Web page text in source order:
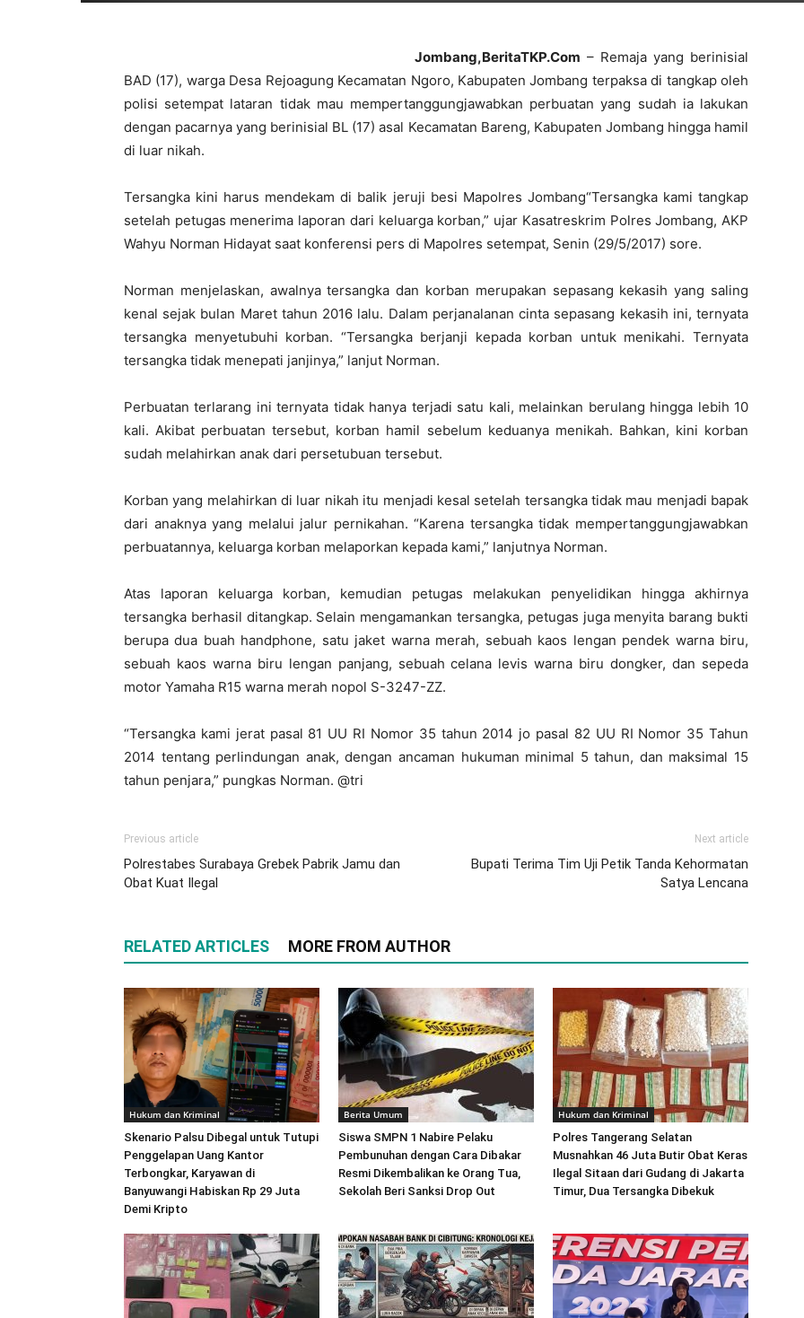
Jombang,BeritaTKP.Com – Remaja yang berinisial
BAD (17), warga Desa Rejoagung Kecamatan Ngoro, Kabupaten Jombang terpaksa di tangkap oleh
polisi setempat lataran tidak mau mempertanggungjawabkan perbuatan yang sudah ia lakukan
dengan pacarnya yang berinisial BL (17) asal Kecamatan Bareng, Kabupaten Jombang hingga hamil
di luar nikah.
Tersangka kini harus mendekam di balik jeruji besi Mapolres Jombang“Tersangka kami tangkap
setelah petugas menerima laporan dari keluarga korban,” ujar Kasatreskrim Polres Jombang, AKP
Wahyu Norman Hidayat saat konferensi pers di Mapolres setempat, Senin (29/5/2017) sore.
Norman menjelaskan, awalnya tersangka dan korban merupakan sepasang kekasih yang saling
kenal sejak bulan Maret tahun 2016 lalu. Dalam perjanalanan cinta sepasang kekasih ini, ternyata
tersangka menyetubuhi korban. “Tersangka berjanji kepada korban untuk menikahi. Ternyata
tersangka tidak menepati janjinya,” lanjut Norman.
Perbuatan terlarang ini ternyata tidak hanya terjadi satu kali, melainkan berulang hingga lebih 10
kali. Akibat perbuatan tersebut, korban hamil sebelum keduanya menikah. Bahkan, kini korban
sudah melahirkan anak dari persetubuan tersebut.
Korban yang melahirkan di luar nikah itu menjadi kesal setelah tersangka tidak mau menjadi bapak
dari anaknya yang melalui jalur pernikahan. “Karena tersangka tidak mempertanggungjawabkan
perbuatannya, keluarga korban melaporkan kepada kami,” lanjutnya Norman.
Atas laporan keluarga korban, kemudian petugas melakukan penyelidikan hingga akhirnya
tersangka berhasil ditangkap. Selain mengamankan tersangka, petugas juga menyita barang bukti
berupa dua buah handphone, satu jaket warna merah, sebuah kaos lengan pendek warna biru,
sebuah kaos warna biru lengan panjang, sebuah celana levis warna biru dongker, dan sepeda
motor Yamaha R15 warna merah nopol S-3247-ZZ.
“Tersangka kami jerat pasal 81 UU RI Nomor 35 tahun 2014 jo pasal 82 UU RI Nomor 35 Tahun
2014 tentang perlindungan anak, dengan ancaman hukuman minimal 5 tahun, dan maksimal 15
tahun penjara,” pungkas Norman. @tri
Previous article
Polrestabes Surabaya Grebek Pabrik Jamu dan
Obat Kuat Ilegal
Next article
Bupati Terima Tim Uji Petik Tanda Kehormatan
Satya Lencana
RELATED ARTICLES MORE FROM AUTHOR
Hukum dan Kriminal
Skenario Palsu Dibegal untuk Tutupi
Penggelapan Uang Kantor
Terbongkar, Karyawan di
Banyuwangi Habiskan Rp 29 Juta
Demi Kripto
Berita Umum
Siswa SMPN 1 Nabire Pelaku
Pembunuhan dengan Cara Dibakar
Resmi Dikembalikan ke Orang Tua,
Sekolah Beri Sanksi Drop Out
Hukum dan Kriminal
Polres Tangerang Selatan
Musnahkan 46 Juta Butir Obat Keras
Ilegal Sitaan dari Gudang di Jakarta
Timur, Dua Tersangka Dibekuk